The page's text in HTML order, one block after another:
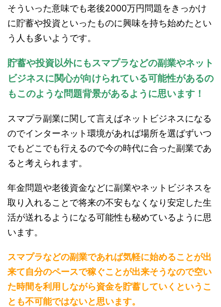
そういった意味でも老後2000万円問題をきっかけ
に貯蓄や投資といったものに興味を持ち始めたとい
う人も多いようです。
貯蓄や投資以外にもスマプラなどの副業やネット
ビジネスに関心が向けられている可能性があるの
もこのような問題背景があるように思います！
スマプラ副業に関して言えばネットビジネスになる
のでインターネット環境があれば場所を選ばずいつ
でもどこでも行えるので今の時代に合った副業であ
ると考えられます。
年金問題や老後資金などに副業やネットビジネスを
取り入れることで将来の不安もなくなり安定した生
活が送れるようになる可能性も秘めているように思
います。
スマプラなどの副業であれば気軽に始めることが出
来て自分のペースで稼ぐことが出来そうなので空い
た時間を利用しながら資金を貯蓄していくというこ
とも不可能ではないと思います。